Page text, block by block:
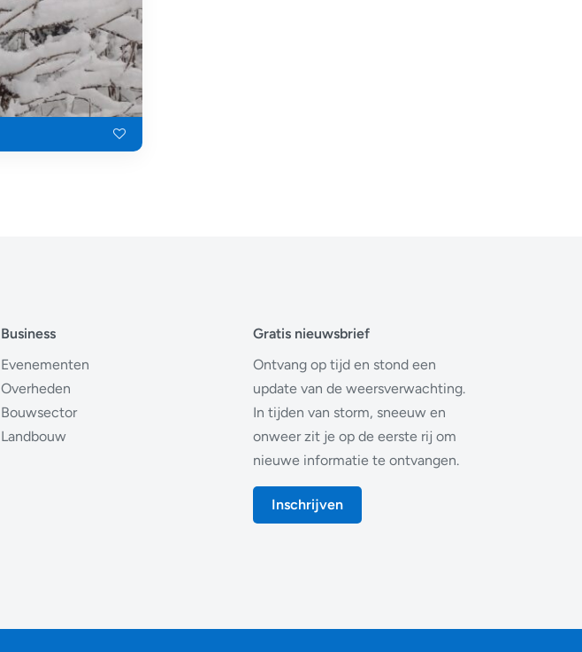
Business
Evenementen
Overheden
Bouwsector
Landbouw
Gratis nieuwsbrief
Ontvang op tijd en stond een
update van de weersverwachting.
In tijden van storm, sneeuw en
onweer zit je op de eerste rij om
nieuwe informatie te ontvangen.
Inschrijven